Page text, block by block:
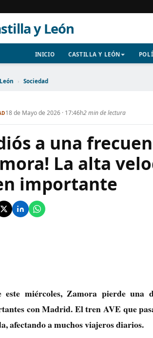
y León
INICIO CASTILLA Y LEÓN
› Sociedad
18 de Mayo de 2026 · 17:46h2 min de lectura
a una
La alta
importante
este miércoles, Zamora pierde una
con Madrid. El tren AVE que
afectando a muchos viajeros diarios.